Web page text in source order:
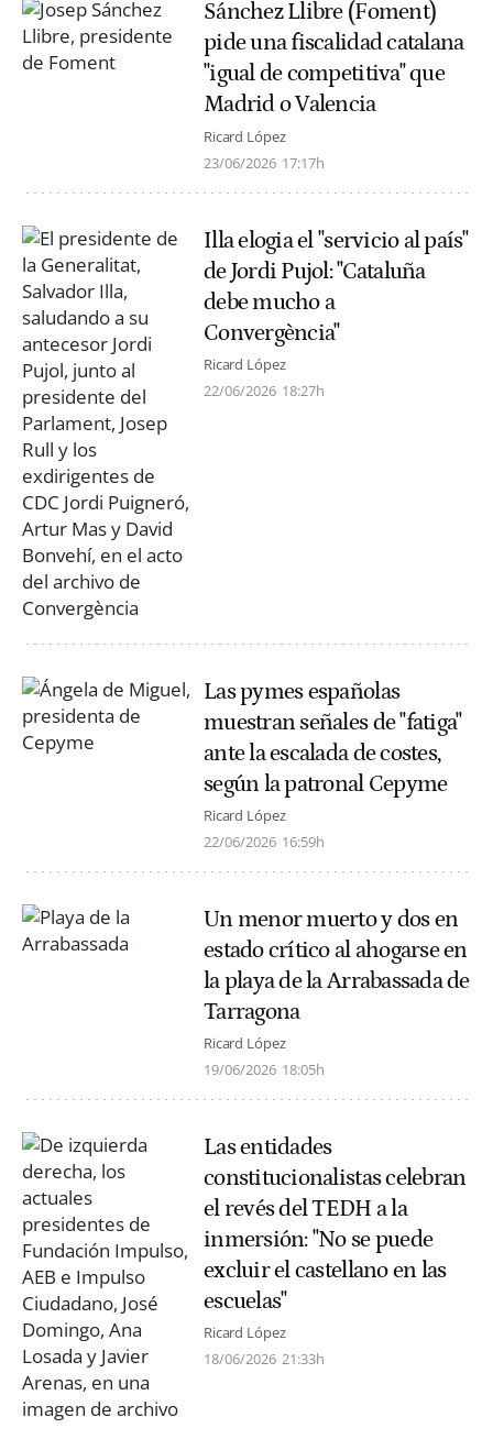
Sánchez Llibre (Foment)
pide una fiscalidad catalana
"igual de competitiva" que
Madrid o Valencia
Ricard López
23/06/2026 17:17h
Illa elogia el "servicio al país"
de Jordi Pujol: "Cataluña
debe mucho a
Convergència"
Ricard López
22/06/2026 18:27h
Las pymes españolas
muestran señales de "fatiga"
ante la escalada de costes,
según la patronal Cepyme
Ricard López
22/06/2026 16:59h
Un menor muerto y dos en
estado crítico al ahogarse en
la playa de la Arrabassada de
Tarragona
Ricard López
19/06/2026 18:05h
Las entidades
constitucionalistas celebran
el revés del TEDH a la
inmersión: "No se puede
excluir el castellano en las
escuelas"
Ricard López
18/06/2026 21:33h